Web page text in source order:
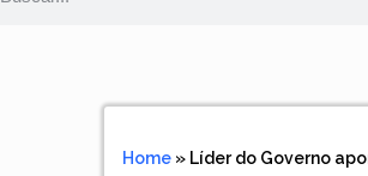
Home » Líder do Governo